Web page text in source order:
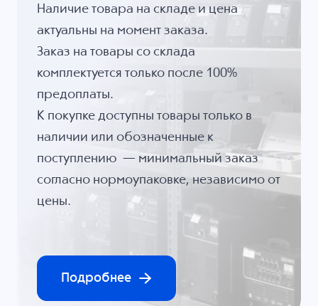
Наличие товара на складе и цена
актуальны на момент заказа.
Заказ на товары со склада
комплектуется только после 100%
предоплаты.
К покупке доступны товары только в
наличии или обозначенные к
поступлению — минимальный заказ
согласно нормоупаковке, независимо от
цены.
Подробнее